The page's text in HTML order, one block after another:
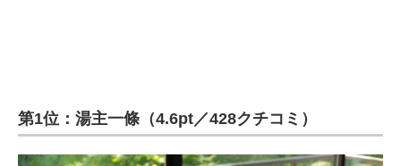
第1位：湯主一條（4.6pt／428クチコミ）